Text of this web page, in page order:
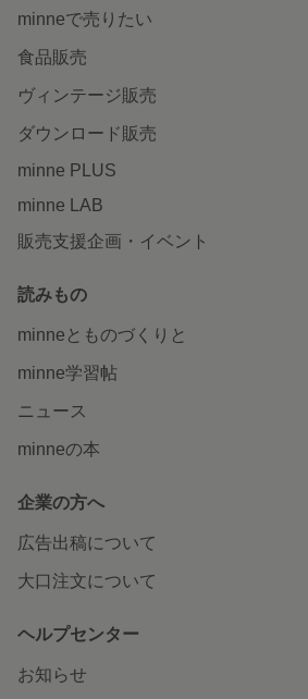
minneで売りたい
食品販売
ヴィンテージ販売
ダウンロード販売
minne PLUS
minne LAB
販売支援企画・イベント
読みもの
minneとものづくりと
minne学習帖
ニュース
minneの本
企業の方へ
広告出稿について
大口注文について
ヘルプセンター
お知らせ